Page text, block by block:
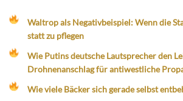
Waltrop als Negativbeispiel: Wenn die
statt zu pflegen
Wie Putins deutsche Lautsprecher den
Drohnenanschlag für antiwestliche
Wie viele Bäcker sich gerade selbst